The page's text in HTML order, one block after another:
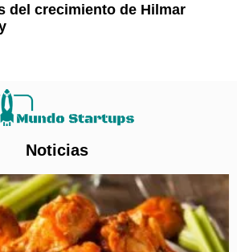
del crecimiento de Hilmar
Noticias